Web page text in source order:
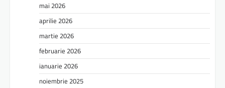
mai 2026
aprilie 2026
martie 2026
februarie 2026
ianuarie 2026
noiembrie 2025